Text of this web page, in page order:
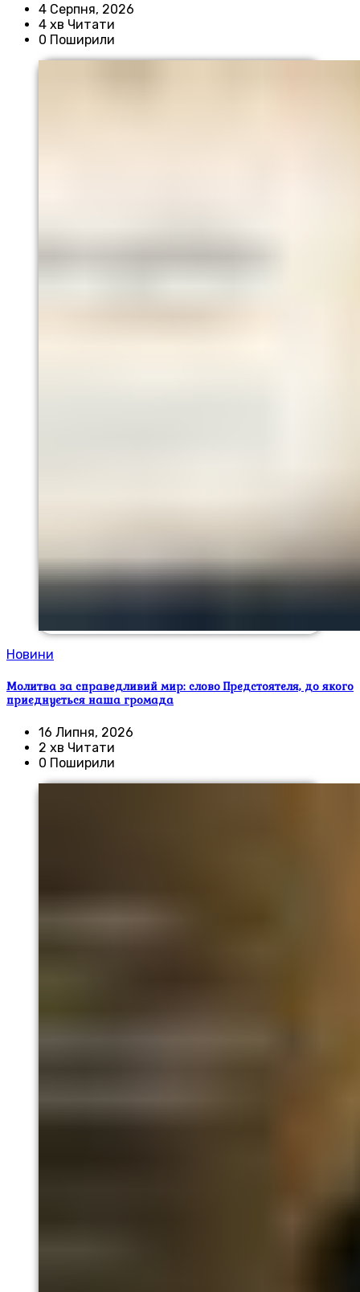
4 Серпня, 2026
4 хв Читати
0 Поширили
Новини
Молитва за справедливий мир: слово Предстоятеля, до якого
приєднується наша громада
16 Липня, 2026
2 хв Читати
0 Поширили